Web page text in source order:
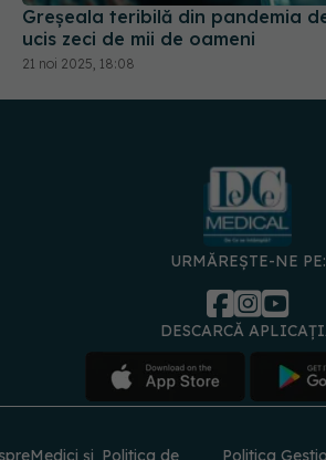
21 noi 2025, 18:08
URMĂREȘTE-NE PE:
Medici și Politica de
Politica